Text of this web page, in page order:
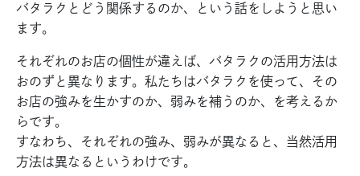
バタラクとどう関係するのか、という話をしようと思い
ます。
それぞれのお店の個性が違えば、バタラクの活用方法は
おのずと異なります。私たちはバタラクを使って、その
お店の強みを生かすのか、弱みを補うのか、を考えるか
らです。
すなわち、それぞれの強み、弱みが異なると、当然活用
方法は異なるというわけです。